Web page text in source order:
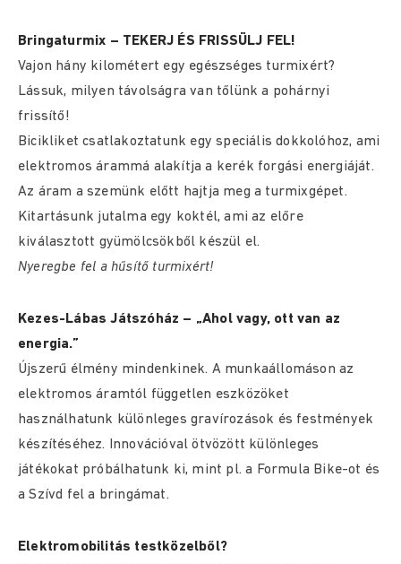
Bringaturmix – TEKERJ ÉS FRISSÜLJ FEL!
Vajon hány kilométert egy egészséges turmixért?
Lássuk, milyen távolságra van tőlünk a pohárnyi
frissítő!
Bicikliket csatlakoztatunk egy speciális dokkolóhoz, ami
elektromos árammá alakítja a kerék forgási energiáját.
Az áram a szemünk előtt hajtja meg a turmixgépet.
Kitartásunk jutalma egy koktél, ami az előre
kiválasztott gyümölcsökből készül el.
Nyeregbe fel a hűsítő turmixért!
Kezes-Lábas Játszóház – „Ahol vagy, ott van az
energia.”
Újszerű élmény mindenkinek. A munkaállomáson az
elektromos áramtól független eszközöket
használhatunk különleges gravírozások és festmények
készítéséhez. Innovációval ötvözött különleges
játékokat próbálhatunk ki, mint pl. a Formula Bike-ot és
a Szívd fel a bringámat.
Elektromobilitás testközelből?